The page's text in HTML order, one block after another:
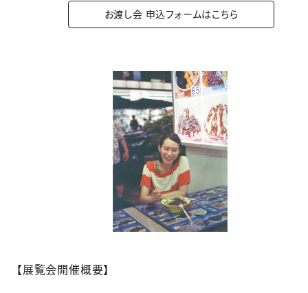
お渡し会 申込フォームはこちら
【展覧会開催概要】